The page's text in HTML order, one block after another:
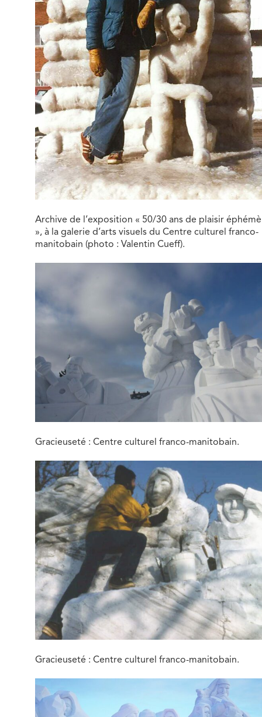
Archive de l’exposition « 50/30 ans de plaisir
», à la galerie d’arts visuels du Centre culturel franco-
manitobain (photo : Valentin Cueff).
Gracieuseté : Centre culturel franco-manitobain.
Gracieuseté : Centre culturel franco-manitobain.